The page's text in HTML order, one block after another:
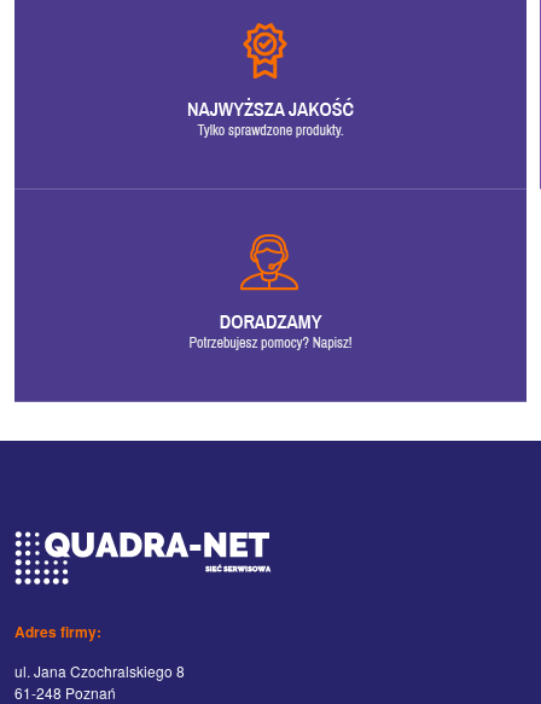
Adres firmy:
ul. Jana Czochralskiego 8
61-248 Poznań